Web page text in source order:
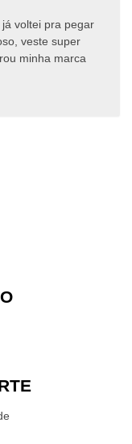
voltei pra pegar
veste super
minha marca